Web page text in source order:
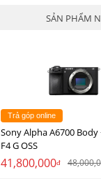
SẢN PHẨM
Trả góp online
Sony Alpha A6700 Body
F4 G OSS
41,800,000đ